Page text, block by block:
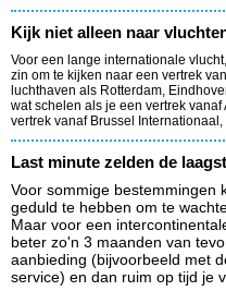
Kijk niet alleen naar
Voor een lange internationale
zin om te kijken naar een vertrek
luchthaven als Rotterdam,
wat schelen als je een vertrek
vertrek vanaf Brussel
Last minute zelden de
Voor sommige bestemmingen
geduld te hebben om te
Maar voor een
beter zo'n 3 maanden van
aanbieding (bijvoorbeeld met
service) en dan ruim op tijd je